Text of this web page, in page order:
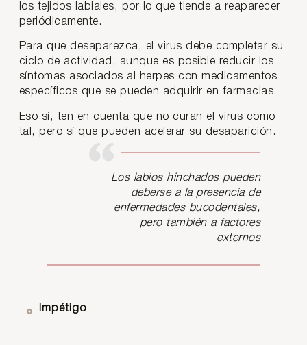
los tejidos labiales, por lo que tiende a reaparecer
periódicamente.
Para que desaparezca, el virus debe completar su
ciclo de actividad, aunque es posible reducir los
síntomas asociados al herpes con medicamentos
específicos que se pueden adquirir en farmacias.
Eso sí, ten en cuenta que no curan el virus como
tal, pero sí que pueden acelerar su desaparición.
Los labios hinchados pueden
deberse a la presencia de
enfermedades bucodentales,
pero también a factores
externos
Impétigo